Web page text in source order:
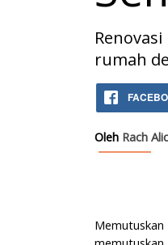
rumah
Home
Gaya Hidup
Oleh Rach